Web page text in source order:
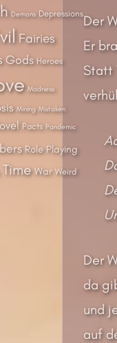
Der
Er
Statt
Der
da
und
auf
Demons Depressions
Fairies
Gods Heroes
Madness
Mining Mistaken
Pacts Pandemic
Role Playing
Time War Weird